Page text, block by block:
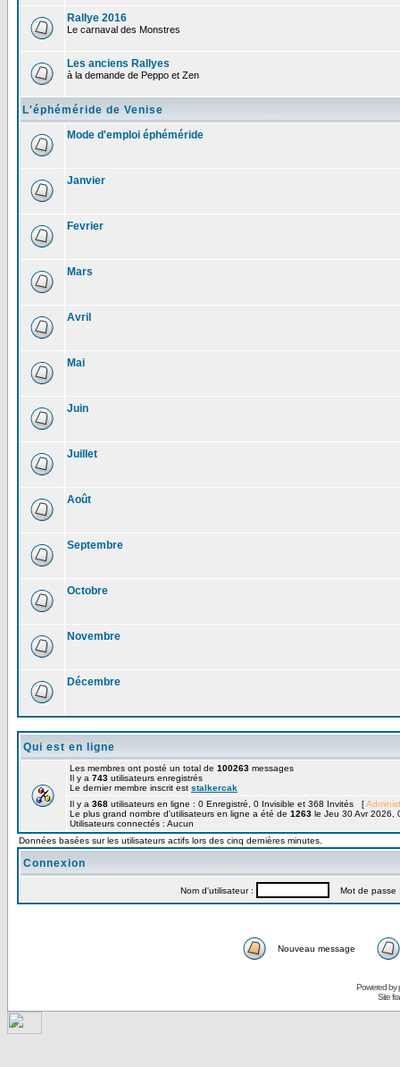
Rallye 2016
Le carnaval des Monstres
Les anciens Rallyes
à la demande de Peppo et Zen
L'éphéméride de Venise
Mode d'emploi éphéméride
Janvier
Fevrier
Mars
Avril
Mai
Juin
Juillet
Août
Septembre
Octobre
Novembre
Décembre
Qui est en ligne
Les membres ont posté un total de 100263 messages
Il y a 743 utilisateurs enregistrés
Le dernier membre inscrit est stalkercak
Il y a 368 utilisateurs en ligne : 0 Enregistré, 0 Invisible et 368 Invités [
Le plus grand nombre d'utilisateurs en ligne a été de 1263 le Jeu 30 Avr 2026,
Utilisateurs connectés : Aucun
Données basées sur les utilisateurs actifs lors des cinq dernières minutes.
Connexion
Nom d'utilisateur : Mot de passe
Nouveau message
Powered by
Site